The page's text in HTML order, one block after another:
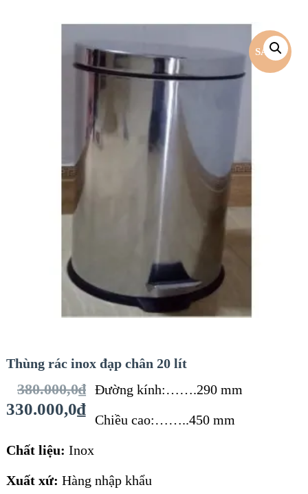
SALE!
Thùng rác inox đạp chân 20 lít
380.000,0₫
330.000,0₫
Đường kính:…….290 mm
Chiều cao:……..450 mm
Chất liệu: Inox
Xuất xứ: Hàng nhập khẩu